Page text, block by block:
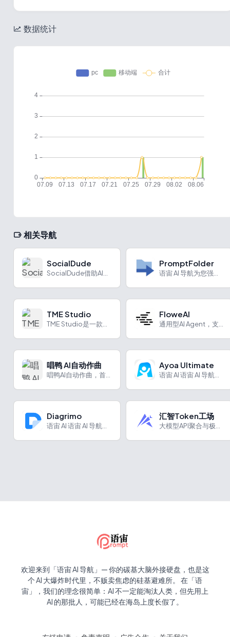
数据统计
相关导航
SocialDude PromptFolder
TME Studio FloweAI
唱鸭 AI自动作曲 Ayoa Ultimate
Diagrimo 汇智Token工场
欢迎来到「语宙 AI 导航」— 你的碳基大脑外接硬盘，也是这
个 AI 大爆炸时代里，不贩卖焦虑的硅基避难所。 在「语
宙」，我们的理念很简单：AI 不一定能淘汰人类，但先用上
AI 的那批人，可能已经在海岛上度长假了。